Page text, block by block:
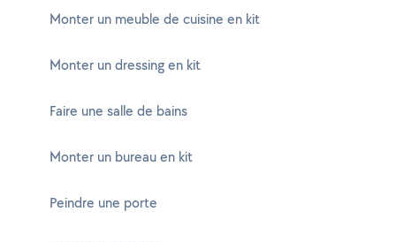
Monter un meuble de cuisine en kit
Monter un dressing en kit
Faire une salle de bains
Monter un bureau en kit
Peindre une porte